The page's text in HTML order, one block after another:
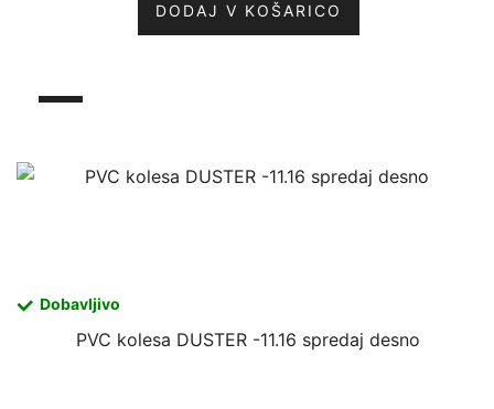
DODAJ V KOŠARICO
Dobavljivo
PVC kolesa DUSTER -11.16 spredaj desno